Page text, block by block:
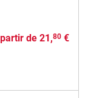
de 21,80€